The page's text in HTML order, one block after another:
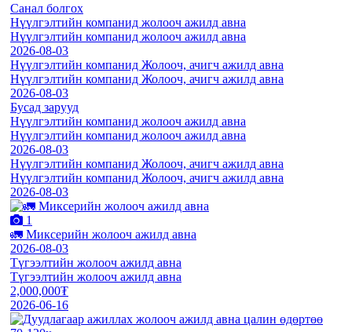
Санал болгох
Нүүлгэлтийн компанид жолооч ажилд авна
Нүүлгэлтийн компанид жолооч ажилд авна
2026-08-03
Нүүлгэлтийн компанид Жолооч, ачигч ажилд авна
Нүүлгэлтийн компанид Жолооч, ачигч ажилд авна
2026-08-03
Бусад зарууд
Нүүлгэлтийн компанид жолооч ажилд авна
Нүүлгэлтийн компанид жолооч ажилд авна
2026-08-03
Нүүлгэлтийн компанид Жолооч, ачигч ажилд авна
Нүүлгэлтийн компанид Жолооч, ачигч ажилд авна
2026-08-03
1
🚛 Миксерийн жолооч ажилд авна
2026-08-03
Түгээлтийн жолооч ажилд авна
Түгээлтийн жолооч ажилд авна
2,000,000₮
2026-06-16